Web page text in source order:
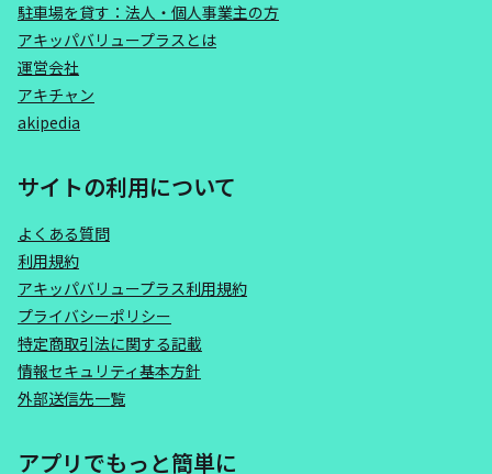
駐車場を貸す：法人・個人事業主の方
アキッパバリュープラスとは
運営会社
アキチャン
akipedia
サイトの利用について
よくある質問
利用規約
アキッパバリュープラス利用規約
プライバシーポリシー
特定商取引法に関する記載
情報セキュリティ基本方針
外部送信先一覧
アプリでもっと簡単に